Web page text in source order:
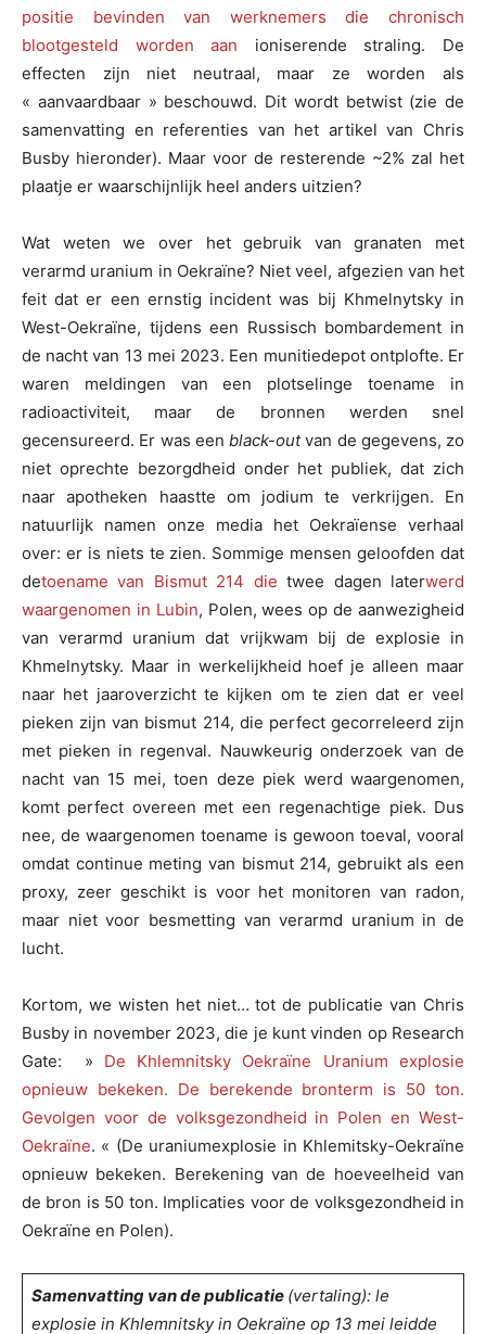
positie bevinden van werknemers die chronisch
blootgesteld worden aan ioniserende straling. De
effecten zijn niet neutraal, maar ze worden als
« aanvaardbaar » beschouwd. Dit wordt betwist (zie de
samenvatting en referenties van het artikel van Chris
Busby hieronder). Maar voor de resterende ~2% zal het
plaatje er waarschijnlijk heel anders uitzien?
Wat weten we over het gebruik van granaten met
verarmd uranium in Oekraïne? Niet veel, afgezien van het
feit dat er een ernstig incident was bij Khmelnytsky in
West-Oekraïne, tijdens een Russisch bombardement in
de nacht van 13 mei 2023. Een munitiedepot ontplofte. Er
waren meldingen van een plotselinge toename in
radioactiviteit, maar de bronnen werden snel
gecensureerd. Er was een black-outvan de gegevens, zo
niet oprechte bezorgdheid onder het publiek, dat zich
naar apotheken haastte om jodium te verkrijgen. En
natuurlijk namen onze media het Oekraïense verhaal
over: er is niets te zien. Sommige mensen geloofden dat
detoename van Bismut 214 die twee dagen laterwerd
waargenomen in Lubin, Polen, wees op de aanwezigheid
van verarmd uranium dat vrijkwam bij de explosie in
Khmelnytsky. Maar in werkelijkheid hoef je alleen maar
naar het jaaroverzicht te kijken om te zien dat er veel
pieken zijn van bismut 214, die perfect gecorreleerd zijn
met pieken in regenval. Nauwkeurig onderzoek van de
nacht van 15 mei, toen deze piek werd waargenomen,
komt perfect overeen met een regenachtige piek. Dus
nee, de waargenomen toename is gewoon toeval, vooral
omdat continue meting van bismut 214, gebruikt als een
proxy, zeer geschikt is voor het monitoren van radon,
maar niet voor besmetting van verarmd uranium in de
lucht.
Kortom, we wisten het niet… tot de publicatie van Chris
Busby in november 2023, die je kunt vinden op Research
Gate: » De Khlemnitsky Oekraïne Uranium explosie
opnieuw bekeken. De berekende bronterm is 50 ton.
Gevolgen voor de volksgezondheid in Polen en West-
Oekraïne. « (De uraniumexplosie in Khlemitsky-Oekraïne
opnieuw bekeken. Berekening van de hoeveelheid van
de bron is 50 ton. Implicaties voor de volksgezondheid in
Oekraïne en Polen).
Samenvatting van de publicatie (vertaling): le
explosie in Khlemnitsky in Oekraïne op 13 mei leidde